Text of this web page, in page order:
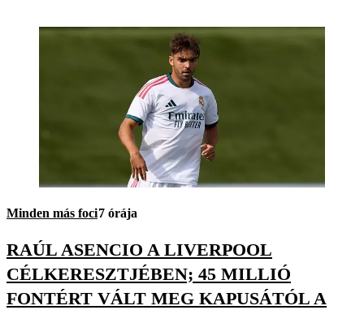
Minden más foci7 órája
RAÚL ASENCIO A LIVERPOOL
CÉLKERESZTJÉBEN; 45 MILLIÓ
FONTÉRT VÁLT MEG KAPUSÁTÓL A